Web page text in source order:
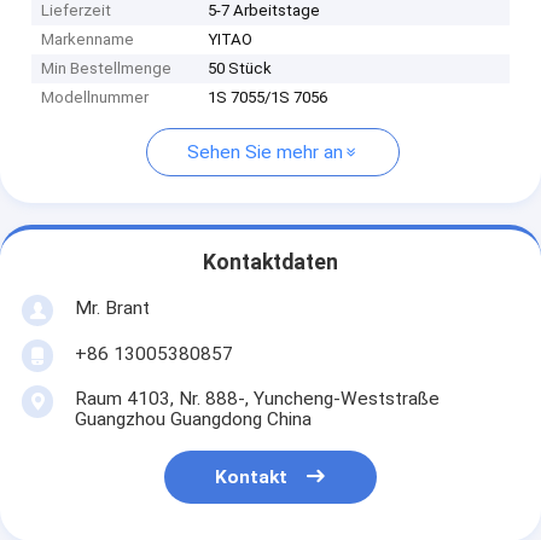
Lieferzeit
5-7 Arbeitstage
Markenname
YITAO
Min Bestellmenge
50 Stück
Modellnummer
1S 7055/1S 7056
Sehen Sie mehr an
Kontaktdaten
Mr. Brant
+86 13005380857
Raum 4103, Nr. 888-, Yuncheng-Weststraße
Guangzhou Guangdong China
Kontakt